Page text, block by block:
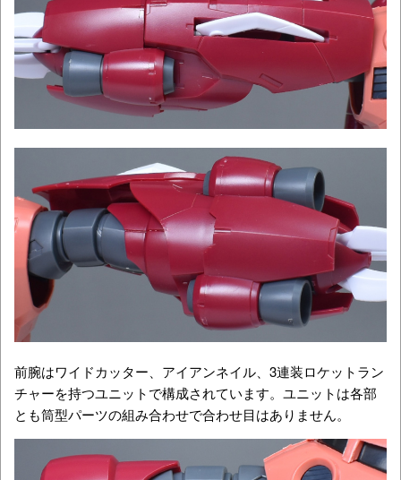
前腕はワイドカッター、アイアンネイル、3連装ロケットラン
チャーを持つユニットで構成されています。ユニットは各部
とも筒型パーツの組み合わせで合わせ目はありません。